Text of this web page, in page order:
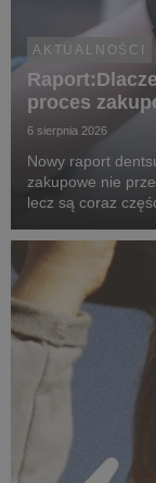
AKTUALNOŚCI
proces
6 sierpnia 2026
Nowy raport
zakupowe nie
lecz są coraz
inteligencji.